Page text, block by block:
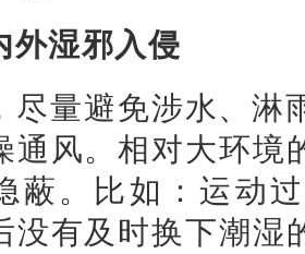
外湿邪入侵
尽量避免涉水、淋
通风。相对大环境
蔽。比如：运动
没有及时换下潮湿